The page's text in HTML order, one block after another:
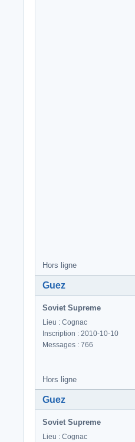
Hors ligne
Guez
Soviet Supreme
Lieu : Cognac
Inscription : 2010-10-10
Messages : 766
Hors ligne
Guez
Soviet Supreme
Lieu : Cognac